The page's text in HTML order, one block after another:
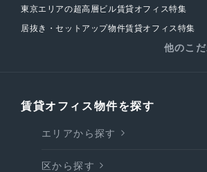
東京エリアの超高層ビル賃貸オフィス特集
居抜き・セットアップ物件賃貸オフィス特集
他のこ
賃貸オフィス物件を探す
エリアから探す
区から探す